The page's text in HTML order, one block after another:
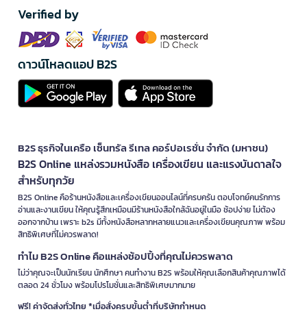
Verified by
ดาวน์โหลดแอป B2S
B2S ธุรกิจในเครือ เซ็นทรัล รีเทล คอร์ปอเรชั่น จำกัด (มหาชน)
B2S Online แหล่งรวมหนังสือ เครื่องเขียน และแรงบันดาลใจ
สำหรับทุกวัย
B2S Online คือร้านหนังสือและเครื่องเขียนออนไลน์ที่ครบครัน ตอบโจทย์คนรักการ
อ่านและงานเขียน ให้คุณรู้สึกเหมือนมีร้านหนังสือใกล้ฉันอยู่ในมือ ช้อปง่าย ไม่ต้อง
ออกจากบ้าน เพราะ b2s มีทั้งหนังสือหลากหลายแนวและเครื่องเขียนคุณภาพ พร้อม
สิทธิพิเศษที่ไม่ควรพลาด!
ทำไม B2S Online คือแหล่งช้อปปิ้งที่คุณไม่ควรพลาด
ไม่ว่าคุณจะเป็นนักเรียน นักศึกษา คนทำงาน B2S พร้อมให้คุณเลือกสินค้าคุณภาพได้
ตลอด 24 ชั่วโมง พร้อมโปรโมชั่นและสิทธิพิเศษมากมาย
ฟรี! ค่าจัดส่งทั่วไทย *เมื่อสั่งครบขั้นต่ำที่บริษัทกำหนด